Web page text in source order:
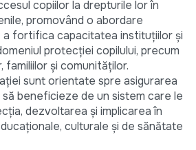
copiilor la drepturile lor în
promovând o abordare
fortifica capacitatea instituțiilor și
protecției copilului, precum
familiilor și comunităților.
sunt orientate spre asigurarea
beneficieze de un sistem care le
dezvoltarea și implicarea în
culturale și de sănătate